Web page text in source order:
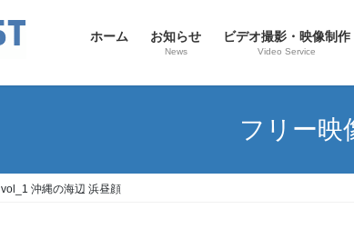
ホーム お知らせ
News
ビデオ撮影・映像制作
Video Service
フリー映
vol_1 沖縄の海辺 浜昼顔